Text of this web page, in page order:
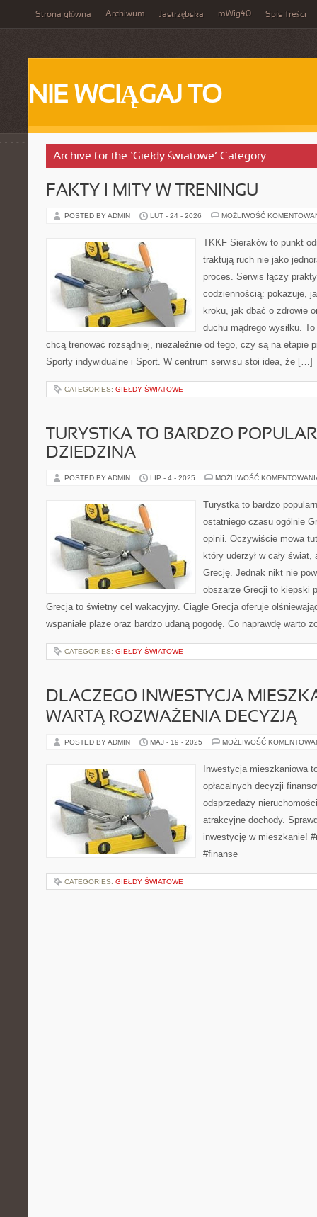
Strona główna Archiwum Jastrzębska mWig40 Spis Treści
NIE WCIĄGAJ TO
Archive for the ‘Giełdy światowe’ Category
FAKTY I MITY W TRENINGU
POSTED BY ADMIN LUT - 24 - 2026 MOŻLIWOŚĆ
TKKF Sieraków to punkt
traktują ruch nie jako
proces. Serwis łączy
codziennością: pokazuje,
kroku, jak dbać o zdrowie
duchu mądrego wysiłku.
chcą trenować rozsądniej, niezależnie od tego, czy są na etapie
Sporty indywidualne i Sport. W centrum serwisu stoi idea, że […]
CATEGORIES: GIEŁDY ŚWIATOWE
TURYSTKA TO BARDZO
DZIEDZINA
POSTED BY ADMIN LIP - 4 - 2025 MOŻLIWOŚĆ
Turystka to bardzo
ostatniego czasu ogólnie
opinii. Oczywiście mowa
który uderzył w cały
Grecję. Jednak nikt nie
obszarze Grecji to kiepski
Grecja to świetny cel wakacyjny. Ciągle Grecja oferuje
wspaniałe plaże oraz bardzo udaną pogodę. Co naprawdę warto
CATEGORIES: GIEŁDY ŚWIATOWE
DLACZEGO INWESTYCJA
WARTĄ ROZWAŻENIA DECYZJĄ
POSTED BY ADMIN MAJ - 19 - 2025 MOŻLIWOŚĆ
Inwestycja mieszkaniowa
opłacalnych decyzji
odsprzedaży
atrakcyjne dochody.
inwestycję w mieszkanie!
#finanse
CATEGORIES: GIEŁDY ŚWIATOWE